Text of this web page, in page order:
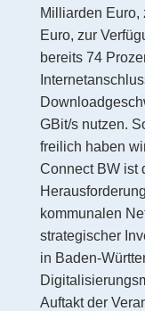
Milliarden Euro,
Euro, zur
bereits 74
GBit/s nutzen.
freilich haben
Connect BW ist
kommunalen
strategischer
in Baden-
Auftakt der